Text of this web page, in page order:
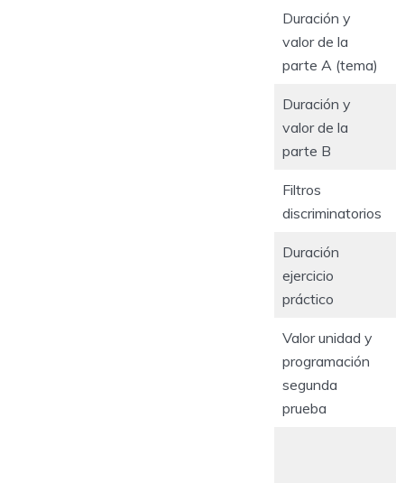
Duración y
valor de la
parte A (tema)
Duración y
valor de la
parte B
Filtros
discriminatorios
Duración
ejercicio
práctico
Valor unidad y
programación
segunda
prueba